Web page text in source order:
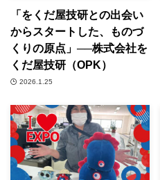
「をくだ屋技研との出会い
からスタートした、ものづ
くりの原点」──株式会社を
くだ屋技研（OPK）
2026.1.25